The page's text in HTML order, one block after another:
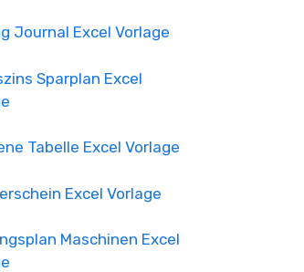
Journal Excel Vorlage
Sparplan Excel
Tabelle Excel Vorlage
Excel Vorlage
Maschinen Excel